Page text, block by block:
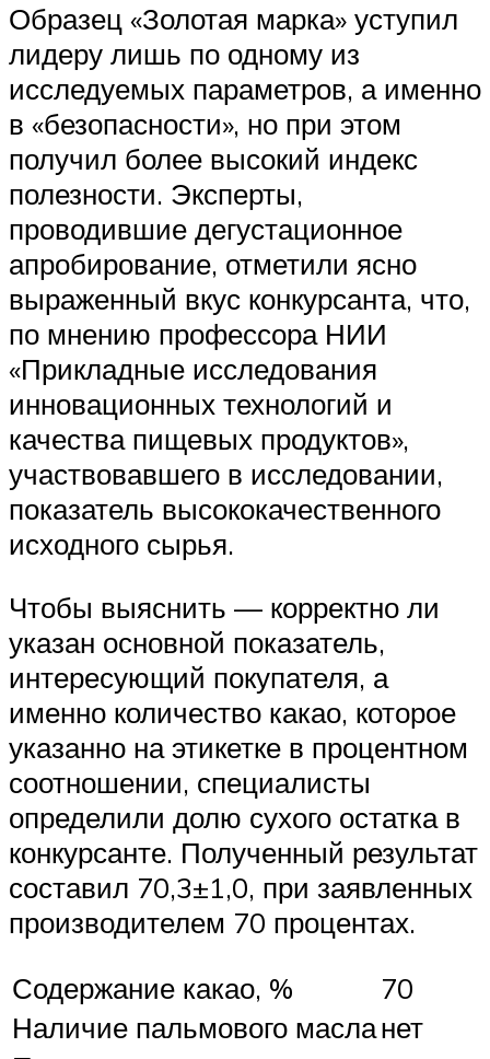
Образец «Золотая марка» уступил
лидеру лишь по одному из
исследуемых параметров, а именно
в «безопасности», но при этом
получил более высокий индекс
полезности. Эксперты,
проводившие дегустационное
апробирование, отметили ясно
выраженный вкус конкурсанта, что,
по мнению профессора НИИ
«Прикладные исследования
инновационных технологий и
качества пищевых продуктов»,
участвовавшего в исследовании,
показатель высококачественного
исходного сырья.
Чтобы выяснить — корректно ли
указан основной показатель,
интересующий покупателя, а
именно количество какао, которое
указанно на этикетке в процентном
соотношении, специалисты
определили долю сухого остатка в
конкурсанте. Полученный результат
составил 70,3±1,0, при заявленных
производителем 70 процентах.
Содержание какао, %
70
Наличие пальмового масланет